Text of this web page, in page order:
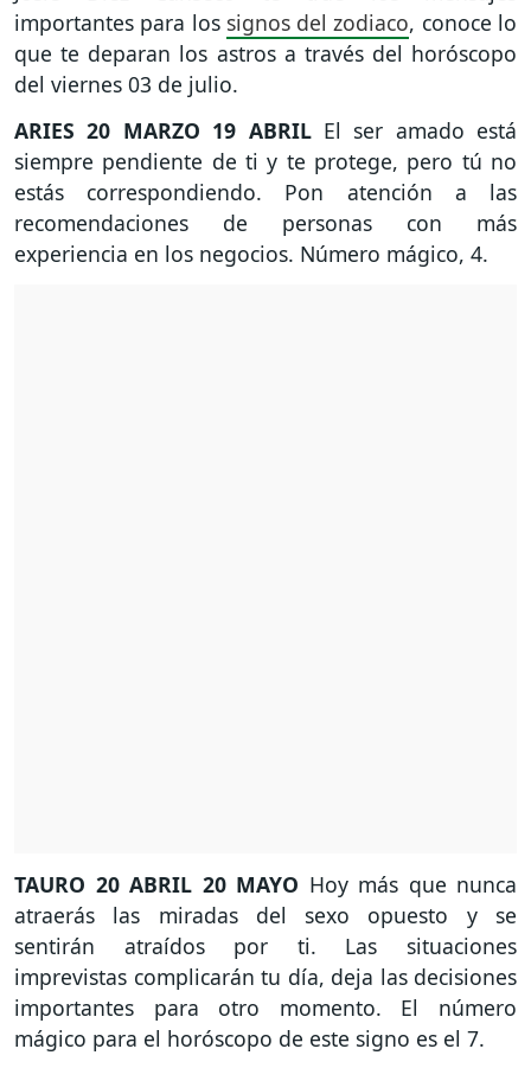
importantes para los signos del zodiaco, conoce lo
que te deparan los astros a través del horóscopo
del viernes 03 de julio.
ARIES 20 MARZO 19 ABRILEl ser amado está
siempre pendiente de ti y te protege, pero tú no
estás correspondiendo. Pon atención a las
recomendaciones de personas con más
experiencia en los negocios. Número mágico, 4.
TAURO 20 ABRIL 20 MAYO Hoy más que nunca
atraerás las miradas del sexo opuesto y se
sentirán atraídos por ti. Las situaciones
imprevistas complicarán tu día, deja las decisiones
importantes para otro momento. El número
mágico para el horóscopo de este signo es el 7.